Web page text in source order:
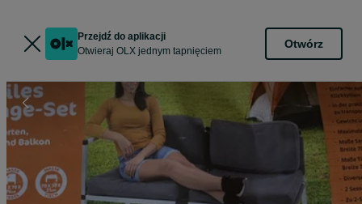
Przejdź do aplikacji
Otwieraj OLX jednym tapnięciem
Otwórz